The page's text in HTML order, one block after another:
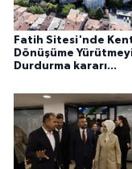
Fatih Sitesi'nde
Dönüşüme
Durdurma kararı...